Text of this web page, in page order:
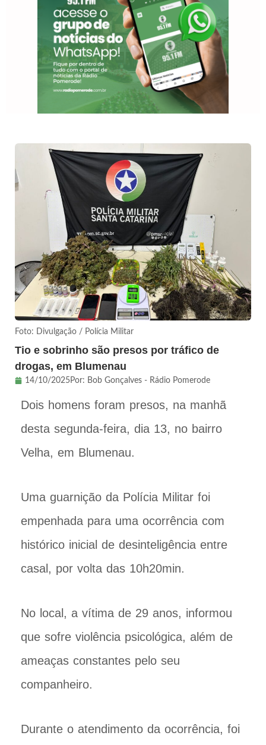
Foto: Divulgação / Polícia Militar
Tio e sobrinho são presos por tráfico de
drogas, em Blumenau
14/10/2025Por: Bob Gonçalves - Rádio Pomerode
Dois homens foram presos, na manhã
desta segunda-feira, dia 13, no bairro
Velha, em Blumenau.
Uma guarnição da Polícia Militar foi
empenhada para uma ocorrência com
histórico inicial de desinteligência entre
casal, por volta das 10h20min.
No local, a vítima de 29 anos, informou
que sofre violência psicológica, além de
ameaças constantes pelo seu
companheiro.
Durante o atendimento da ocorrência, foi